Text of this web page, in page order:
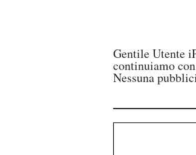
Gentile Utente
continuiamo
Nessuna